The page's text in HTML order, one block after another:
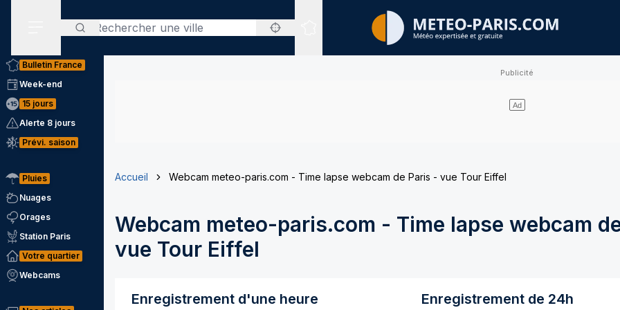
Rechercher
Sites expertisés
Bulletin France
Week-end
15 jours
Alerte 8 jours
Prévi. saison
Pluies
Nuages
Orages
Station Paris
Votre quartier
Webcams
Accueil Webcam meteo-paris.com - Time lapse webcam de Paris - vue Tour Eiffel
Webcam meteo-paris.com - Time lapse webcam
vue Tour Eiffel
Enregistrement d'une heure Enregistrement de 24h